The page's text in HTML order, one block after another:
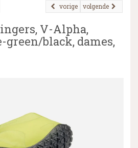
▼
volgende
vorige
V-Alpha,
green/black, dames,